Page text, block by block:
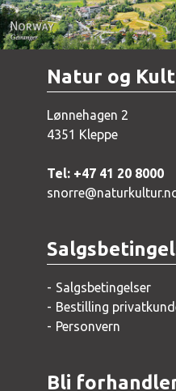
Natur og
Lønnehagen 2
4351 Kleppe
Tel: +47 41 20 8000
Salgsbetingelser
Bestilling
Personvern
Bli